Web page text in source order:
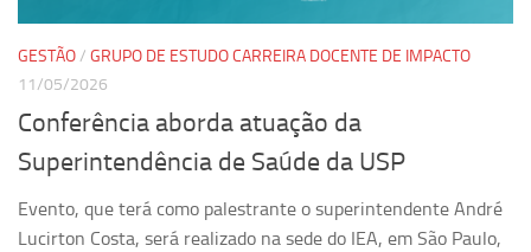
Cristina Godoy Bernardo de Oliveira (FDRP)
Fabiana Cristina Severi (FDRP)
Fernando de Lima Caneppele
Geciane Silveira Porto
Maria Paula Costa Bertran
GESTÃO/ GRUPO DE ESTUDO CARREIRA DOCENTE DE IMPACTO
11/05/2026
Conferência aborda atuação da
Superintendência de Saúde da USP
Evento, que terá como palestrante o superintendente André
Lucirton Costa, será realizado na sede do IEA, em São Paulo,